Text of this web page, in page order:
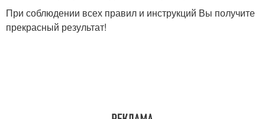
При соблюдении всех правил и инструкций Вы получите
прекрасный результат!